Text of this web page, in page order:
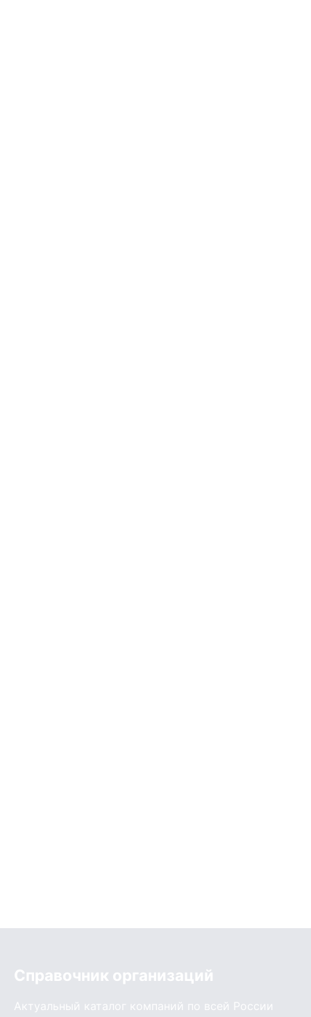
Справочник организаций
Актуальный каталог компаний по всей России